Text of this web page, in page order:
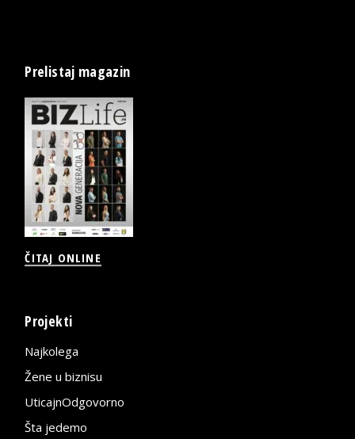
Prelistaj magazin
ČITAJ ONLINE
Projekti
Najkolega
Žene u biznisu
UticajnOdgovorno
Šta jedemo